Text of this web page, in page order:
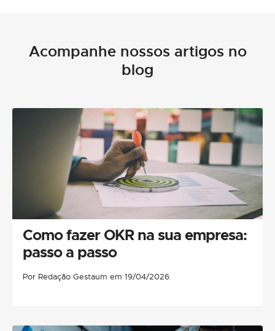
Acompanhe nossos artigos no
blog
Como fazer OKR na sua empresa:
passo a passo
Por Redação Gestaum em 19/04/2026